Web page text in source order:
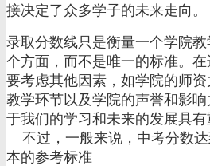
接决定了众多学子的未来走向。
录取分数线只是衡量一个学院
个方面，而不是唯一的标准。
要考虑其他因素，如学院的师
教学环节以及学院的声誉和影
于我们的学习和未来的发展具有
不过，一般来说，中考分数达
本的参考标准